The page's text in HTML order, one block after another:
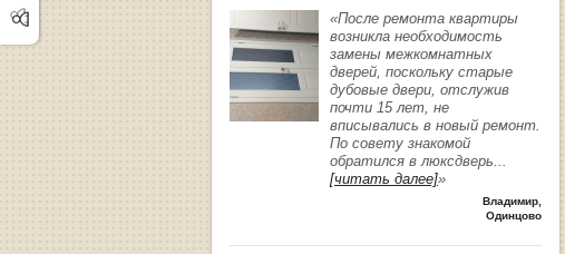
«После ремонта квартиры
возникла необходимость
замены межкомнатных
дверей, поскольку старые
дубовые двери, отслужив
почти 15 лет, не
вписывались в новый ремонт.
По совету знакомой
обратился в люксдверь...
[читать далее]»
Владимир,
Одинцово